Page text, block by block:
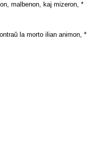
malbenon, kaj mizeron, *
la morto ilian animon, *